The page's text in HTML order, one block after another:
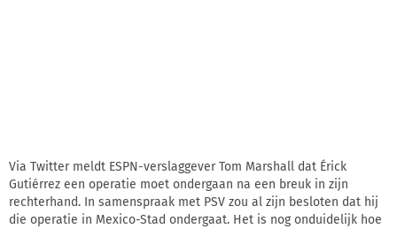
Via Twitter meldt ESPN-verslaggever Tom Marshall dat Érick
Gutiérrez een operatie moet ondergaan na een breuk in zijn
rechterhand. In samenspraak met PSV zou al zijn besloten dat hij
die operatie in Mexico-Stad ondergaat. Het is nog onduidelijk hoe